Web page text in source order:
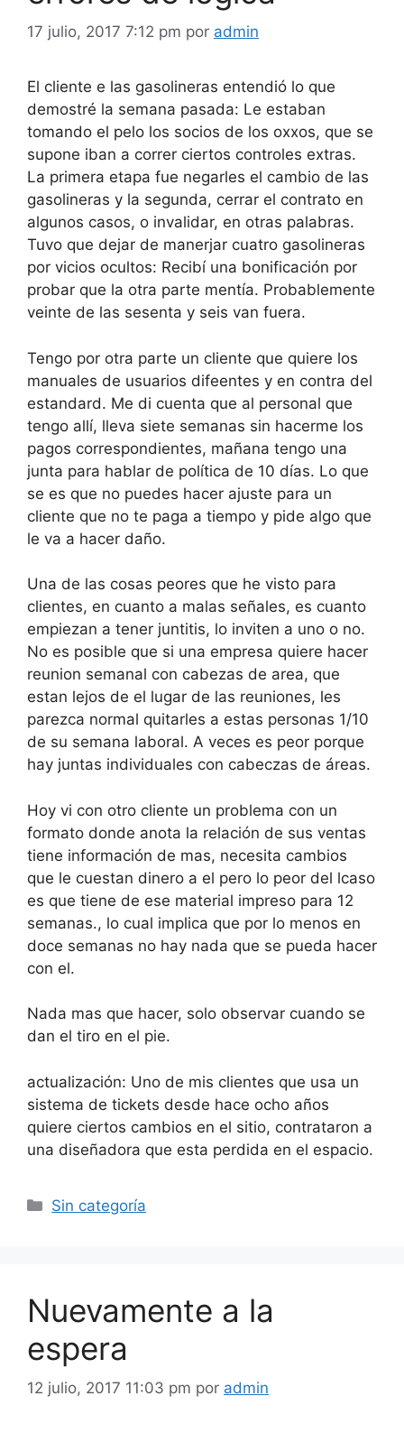
17 julio, 2017 7:12 pm por admin
El cliente e las gasolineras entendió lo que
demostré la semana pasada: Le estaban
tomando el pelo los socios de los oxxos, que se
supone iban a correr ciertos controles extras.
La primera etapa fue negarles el cambio de las
gasolineras y la segunda, cerrar el contrato en
algunos casos, o invalidar, en otras palabras.
Tuvo que dejar de manerjar cuatro gasolineras
por vicios ocultos: Recibí una bonificación por
probar que la otra parte mentía. Probablemente
veinte de las sesenta y seis van fuera.
Tengo por otra parte un cliente que quiere los
manuales de usuarios difeentes y en contra del
estandard. Me di cuenta que al personal que
tengo allí, lleva siete semanas sin hacerme los
pagos correspondientes, mañana tengo una
junta para hablar de política de 10 días. Lo que
se es que no puedes hacer ajuste para un
cliente que no te paga a tiempo y pide algo que
le va a hacer daño.
Una de las cosas peores que he visto para
clientes, en cuanto a malas señales, es cuanto
empiezan a tener juntitis, lo inviten a uno o no.
No es posible que si una empresa quiere hacer
reunion semanal con cabezas de area, que
estan lejos de el lugar de las reuniones, les
parezca normal quitarles a estas personas 1/10
de su semana laboral. A veces es peor porque
hay juntas individuales con cabeczas de áreas.
Hoy vi con otro cliente un problema con un
formato donde anota la relación de sus ventas
tiene información de mas, necesita cambios
que le cuestan dinero a el pero lo peor del lcaso
es que tiene de ese material impreso para 12
semanas., lo cual implica que por lo menos en
doce semanas no hay nada que se pueda hacer
con el.
Nada mas que hacer, solo observar cuando se
dan el tiro en el pie.
actualización: Uno de mis clientes que usa un
sistema de tickets desde hace ocho años
quiere ciertos cambios en el sitio, contrataron a
una diseñadora que esta perdida en el espacio.
Categorías
Sin categoría
Nuevamente a la
espera
12 julio, 2017 11:03 pm por admin